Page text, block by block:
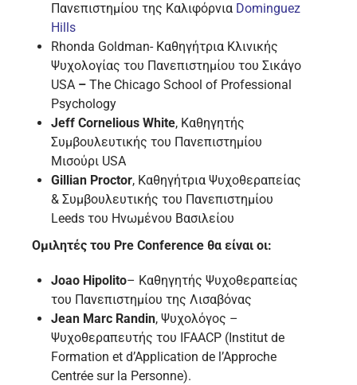
Πανεπιστημίου της Καλιφόρνια Dominguez
Hills
Rhonda Goldman- Καθηγήτρια Κλινικής
Ψυχολογίας του Πανεπιστημίου του Σικάγο
USA – The Chicago School of Professional
Psychology
Jeff Cornelious White, Καθηγητής
Συμβουλευτικής του Πανεπιστημίου
Μισούρι USA
Gillian Proctor, Καθηγήτρια Ψυχοθεραπείας
& Συμβουλευτικής του Πανεπιστημίου
Leeds του Ηνωμένου Βασιλείου
Ομιλητές του Pre Conference θα είναι οι:
Joao Hipolito– Καθηγητής Ψυχοθεραπείας
του Πανεπιστημίου της Λισαβόνας
Jean Marc Randin, Ψυχολόγος –
Ψυχοθεραπευτής του IFAACP (Institut de
Formation et d’Application de l’Approche
Centrée sur la Personne).